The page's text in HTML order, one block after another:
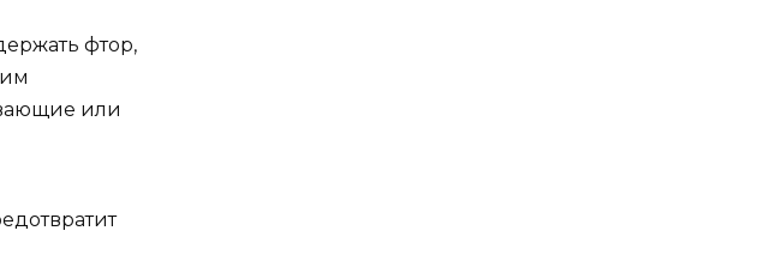
фтор,
или